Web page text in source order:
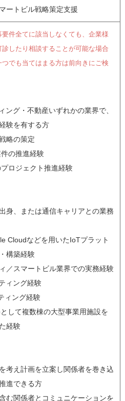
ートビル戦略策定支援
件全てに該当しなくても、企業様
したり相談することが可能な場合
つでも当てはまる方は前向きにご検
ング・不動産いずれかの業界で、
験を有する方
略の策定
件の推進経験
プロジェクト推進経験
身、または通信キャリアとの業務
Cloudなどを用いたIoTプラット
構築経験
／スマートビル業界での実務経験
ィング経験
ィング経験
して複数棟の大型事業用施設を
経験
考え計画を立案し関係者を巻き込
進できる方
む関係者とコミュニケーションを